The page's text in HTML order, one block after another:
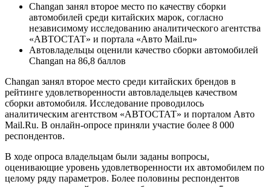
Changan занял второе место по качеству сборки
автомобилей среди китайских марок, согласно
независимому исследованию аналитического агентства
«АВТОСТАТ» и портала «Авто Mail.ru»
Автовладельцы оценили качество сборки автомобилей
Changan на 86,8 баллов
Changan занял второе место среди китайских брендов в
рейтинге удовлетворенности автовладельцев качеством
сборки автомобиля. Исследование проводилось
аналитическим агентством «АВТОСТАТ» и порталом Авто
Mail.Ru. В онлайн-опросе приняли участие более 8 000
респондентов.
В ходе опроса владельцам были заданы вопросы,
оценивающие уровень удовлетворенности их автомобилем по
целому ряду параметров. Более половины респондентов